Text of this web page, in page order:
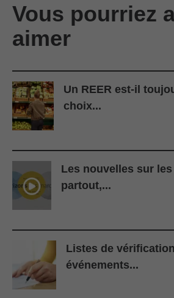
Vous pourriez
aimer
Un REER est-il
choix...
Les nouvelles sur
partout,...
Listes de
événements...